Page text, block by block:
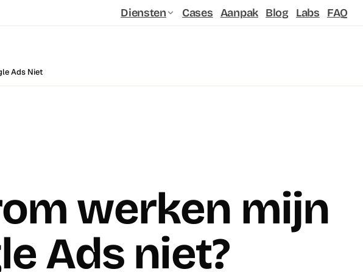
Diensten Cases Aanpak Blog Labs FAQ
Ads Niet
werken mijn
Ads niet?